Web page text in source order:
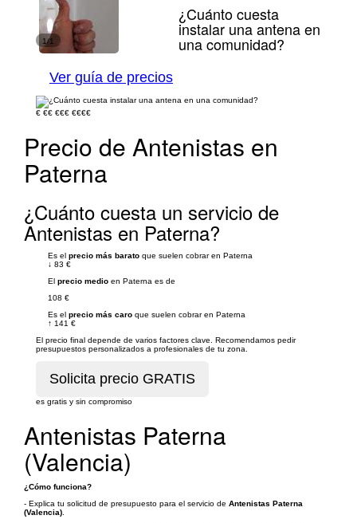
1/1
¿Cuánto cuesta
instalar una antena en
una comunidad?
Ver guía de precios
€ €€ €€€ €€€€
Precio de Antenistas en
Paterna
¿Cuánto cuesta un servicio de
Antenistas en Paterna?
Es el precio más barato que suelen cobrar en Paterna
↓ 83 €
El precio medio en Paterna es de
108 €
Es el precio más caro que suelen cobrar en Paterna
↑ 141 €
El precio final depende de varios factores clave. Recomendamos pedir
presupuestos personalizados a profesionales de tu zona.
es gratis y sin compromiso
Antenistas Paterna
(Valencia)
¿Cómo funciona?
- Explica tu solicitud de presupuesto para el servicio de Antenistas Paterna
(Valencia)